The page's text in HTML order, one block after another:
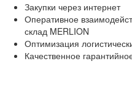
Закупки через интернет
Оперативное
склад MERLION
Оптимизация
Качественное